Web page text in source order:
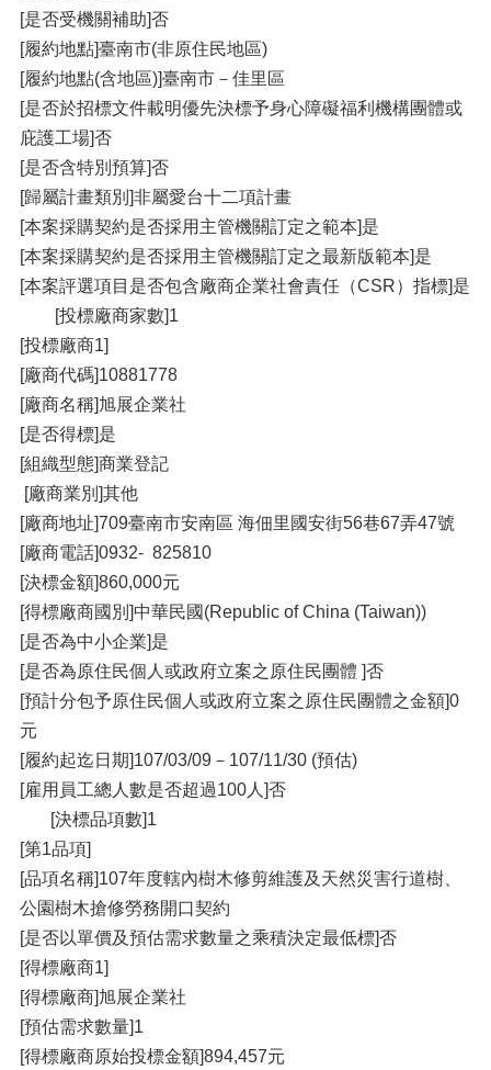
[是否受機關補助]否
[履約地點]臺南市(非原住民地區)
[履約地點(含地區)]臺南市－佳里區
[是否於招標文件載明優先決標予身心障礙福利機構團體或
庇護工場]否
[是否含特別預算]否
[歸屬計畫類別]非屬愛台十二項計畫
[本案採購契約是否採用主管機關訂定之範本]是
[本案採購契約是否採用主管機關訂定之最新版範本]是
[本案評選項目是否包含廠商企業社會責任（CSR）指標]是
[投標廠商家數]1
[投標廠商1]
[廠商代碼]10881778
[廠商名稱]旭展企業社
[是否得標]是
[組織型態]商業登記
[廠商業別]其他
[廠商地址]709臺南市安南區 海佃里國安街56巷67弄47號
[廠商電話]0932- 825810
[決標金額]860,000元
[得標廠商國別]中華民國(Republic of China (Taiwan))
[是否為中小企業]是
[是否為原住民個人或政府立案之原住民團體 ]否
[預計分包予原住民個人或政府立案之原住民團體之金額]0
元
[履約起迄日期]107/03/09－107/11/30 (預估)
[雇用員工總人數是否超過100人]否
[決標品項數]1
[第1品項]
[品項名稱]107年度轄內樹木修剪維護及天然災害行道樹、
公園樹木搶修勞務開口契約
[是否以單價及預估需求數量之乘積決定最低標]否
[得標廠商1]
[得標廠商]旭展企業社
[預估需求數量]1
[得標廠商原始投標金額]894,457元